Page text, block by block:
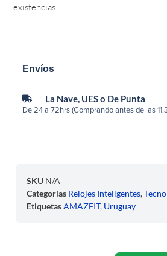
existencias.
Envíos
La Nave, UES o De Punta
De 24 a 72hrs (Comprando antes de las
SKU N/A
Categorías Relojes Inteligentes,
EtiquetasAMAZFIT, Uruguay